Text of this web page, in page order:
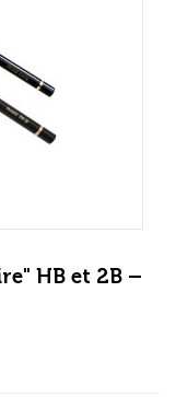
HB et 2B –